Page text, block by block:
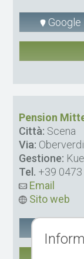
Google
Pension
Città: Scena
Via:
Gestione:
Tel. +39
Email
Sito web